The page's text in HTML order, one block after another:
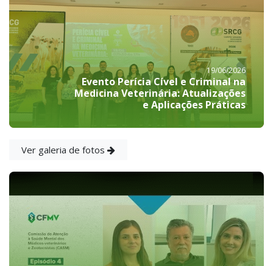
19/06/2026
Evento Perícia Cível e Criminal na
Medicina Veterinária: Atualizações
e Aplicações Práticas
Ver galeria de fotos